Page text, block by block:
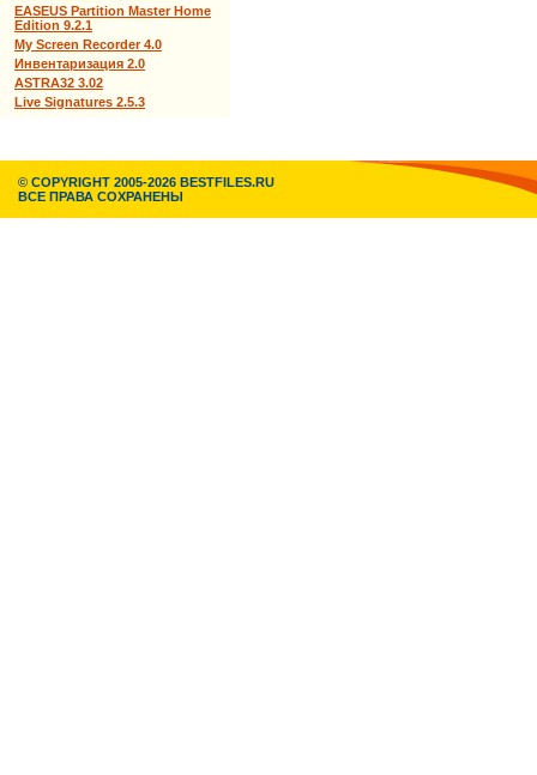
EASEUS Partition Master Home
Edition 9.2.1
My Screen Recorder 4.0
Инвентаризация 2.0
ASTRA32 3.02
Live Signatures 2.5.3
© COPYRIGHT 2005-2026 BESTFILES.RU
ВСЕ ПРАВА СОХРАНЕНЫ